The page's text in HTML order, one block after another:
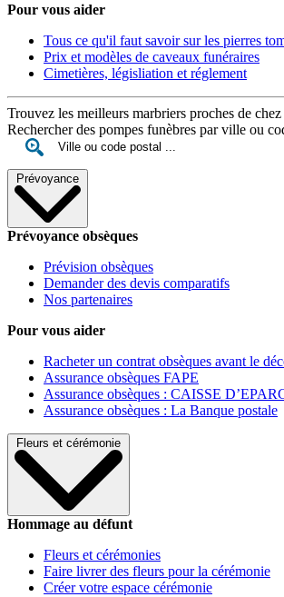
Pour vous aider
Tous ce qu'il faut savoir sur les pierres
Prix et modèles de caveaux funéraires
Cimetières, législiation et réglement
Trouvez les meilleurs marbriers proches de
Rechercher des pompes funèbres par ville ou
Prévoyance
Prévoyance obsèques
Prévision obsèques
Demander des devis comparatifs
Nos partenaires
Pour vous aider
Racheter un contrat obsèques avant le
Assurance obsèques FAPE
Assurance obsèques : CAISSE
Assurance obsèques : La Banque postale
Fleurs et cérémonie
Hommage au défunt
Fleurs et cérémonies
Faire livrer des fleurs pour la cérémonie
Créer votre espace cérémonie